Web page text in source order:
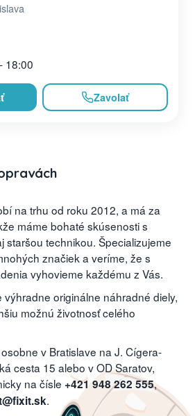
18:00
Zavolať
na trhu od roku 2012, a má za
máme bohaté skúsenosti s
staršou technikou. Špecializujeme
značiek a veríme, že s
vyhovieme každému z Vás.
originálne náhradné diely,
možnú životnosť celého
v Bratislave na J. Cígera-
cesta 15 alebo v OD Saratov,
na čísle +421 948 262 555,
.